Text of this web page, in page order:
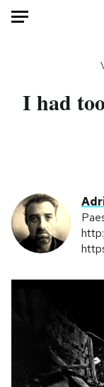
Internet
Scienza
Cultura
Sport
PODCAST
I had